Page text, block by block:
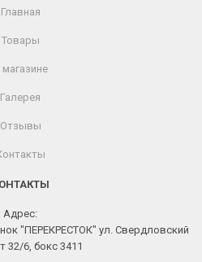
Главная
Товары
магазине
Галерея
Отзывы
Адрес:
"ПЕРЕКРЕСТОК" ул. Свердловский
32/6, бокс 3411